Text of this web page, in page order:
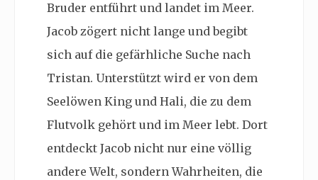
Bruder entführt und landet im Meer.
Jacob zögert nicht lange und begibt
sich auf die gefärhliche Suche nach
Tristan. Unterstützt wird er von dem
Seelöwen King und Hali, die zu dem
Flutvolk gehört und im Meer lebt. Dort
entdeckt Jacob nicht nur eine völlig
andere Welt, sondern Wahrheiten, die